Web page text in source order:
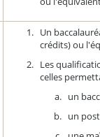
Un
crédits) ou
Les
celles
un
un